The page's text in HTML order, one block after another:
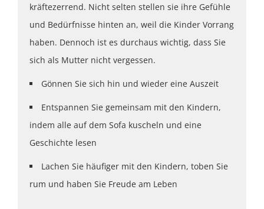
kräftezerrend. Nicht selten stellen sie ihre Gefühle
und Bedürfnisse hinten an, weil die Kinder Vorrang
haben. Dennoch ist es durchaus wichtig, dass Sie
sich als Mutter nicht vergessen.
Gönnen Sie sich hin und wieder eine Auszeit
Entspannen Sie gemeinsam mit den Kindern,
indem alle auf dem Sofa kuscheln und eine
Geschichte lesen
Lachen Sie häufiger mit den Kindern, toben Sie
rum und haben Sie Freude am Leben